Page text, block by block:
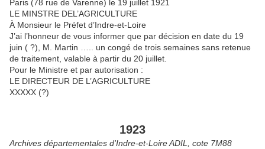
Paris (78 rue de Varenne) le 19 juillet 1921
LE MINSTRE DEL’AGRICULTURE
À Monsieur le Préfet d’Indre-et-Loire
J’ai l’honneur de vous informer que par décision en date du 19
juin ( ?), M. Martin ….. un congé de trois semaines sans retenue
de traitement, valable à partir du 20 juillet.
Pour le Ministre et par autorisation :
LE DIRECTEUR DE L’AGRICULTURE
XXXXX (?)
1923
Archives départementales d'Indre-et-Loire ADIL, cote 7M88